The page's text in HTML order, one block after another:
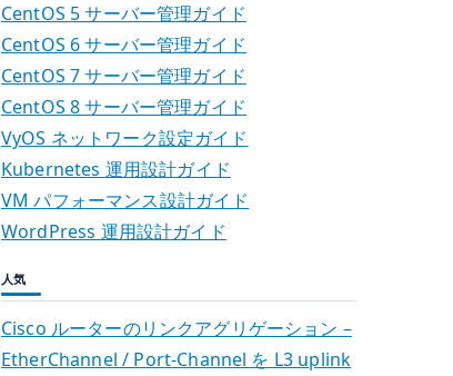
CentOS 5 サーバー管理ガイド
CentOS 6 サーバー管理ガイド
CentOS 7 サーバー管理ガイド
CentOS 8 サーバー管理ガイド
VyOS ネットワーク設定ガイド
Kubernetes 運用設計ガイド
VM パフォーマンス設計ガイド
WordPress 運用設計ガイド
人気
Cisco ルーターのリンクアグリゲーション –
EtherChannel / Port-Channel を L3 uplink